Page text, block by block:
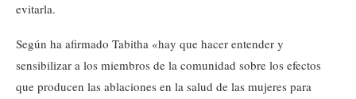
evitarla.
Según ha afirmado Tabitha «hay que hacer entender y
sensibilizar a los miembros de la comunidad sobre los efectos
que producen las ablaciones en la salud de las mujeres para